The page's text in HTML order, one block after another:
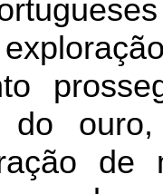
do
de